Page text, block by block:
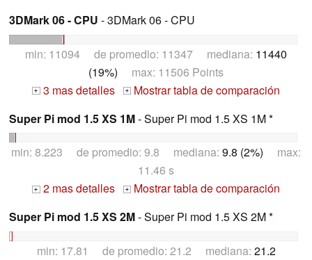
3DMark 06 - CPU - 3DMark 06 - CPU
min: 11094 de promedio: 11347 mediana: 11440
(19%) max: 11506 Points
+ 3 mas detalles +
Mostrar tabla de comparación
Super Pi mod 1.5 XS 1M- Super Pi mod 1.5 XS 1M *
min: 8.223 de promedio: 9.8 mediana: 9.8 (2%) max:
11.46 s
+ 2 mas detalles +
Mostrar tabla de comparación
Super Pi mod 1.5 XS 2M- Super Pi mod 1.5 XS 2M *
min: 17.81 de promedio: 21.2 mediana: 21.2